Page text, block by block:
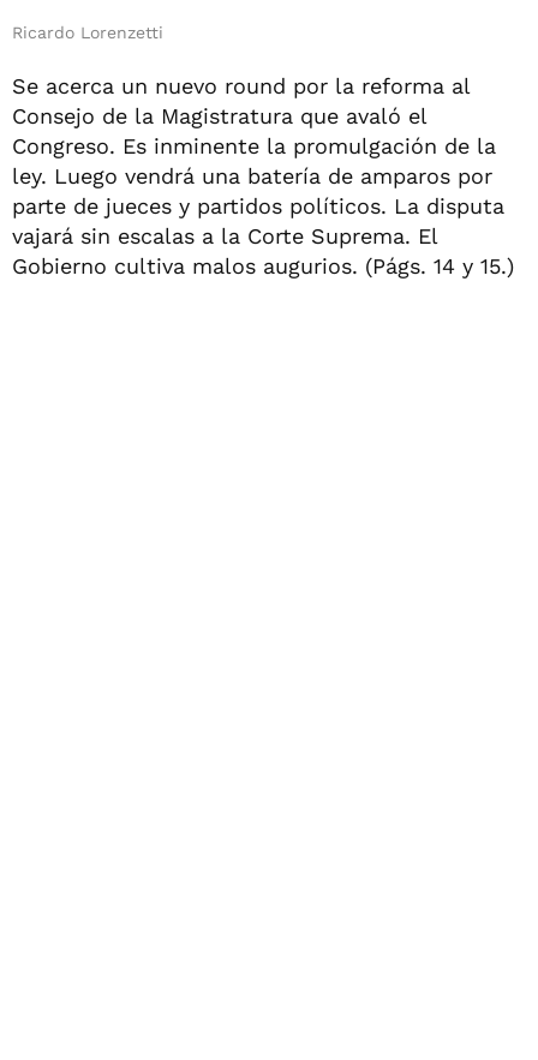
Ricardo Lorenzetti
Se acerca un nuevo round por la reforma al
Consejo de la Magistratura que avaló el
Congreso. Es inminente la promulgación de la
ley. Luego vendrá una batería de amparos por
parte de jueces y partidos políticos. La disputa
vajará sin escalas a la Corte Suprema. El
Gobierno cultiva malos augurios. (Págs. 14 y 15.)